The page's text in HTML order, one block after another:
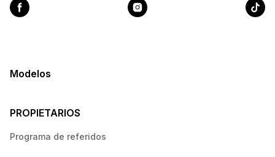
Modelos
PROPIETARIOS
Programa de referidos